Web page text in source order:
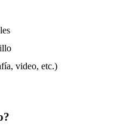
video, etc.)